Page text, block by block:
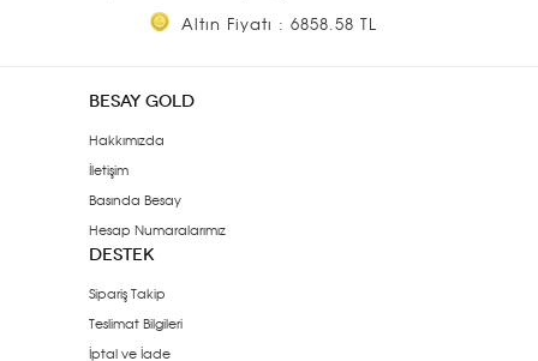
Altın Fiyatı : 6858.58 TL
BESAY GOLD
Hakkımızda
İletişim
Basında Besay
Hesap Numaralarımız
DESTEK
Sipariş Takip
Teslimat Bilgileri
İptal ve İade